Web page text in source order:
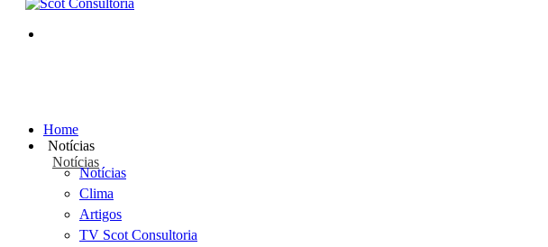
Home
Notícias
Notícias
Notícias
Clima
Artigos
TV Scot Consultoria